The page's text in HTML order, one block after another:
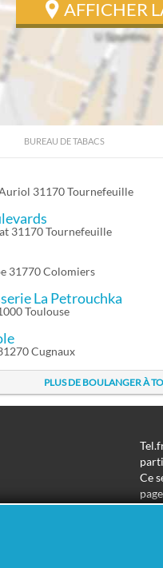
AFFICHER
À TOURNEFEUILLE
BUREAU DE TABACS
31170 Tournefeuille
31170 Tournefeuille
31770 Colomiers
La Petrouchka
Toulouse
Cugnaux
PLUS DE BOULANGER À
Ce
Les